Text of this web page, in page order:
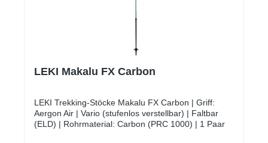
LEKI Makalu FX Carbon
LEKI Trekking-Stöcke Makalu FX Carbon | Griff:
Aergon Air | Vario (stufenlos verstellbar) | Faltbar
(ELD) | Rohrmaterial: Carbon (PRC 1000) | 1 Paar